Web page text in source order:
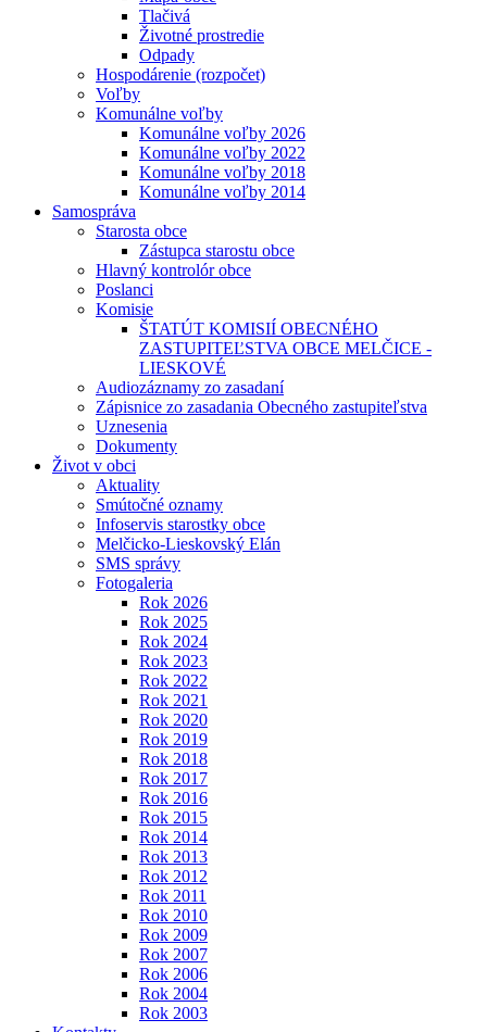
Tlačivá
Životné prostredie
Odpady
Hospodárenie (rozpočet)
Voľby
Komunálne voľby
Komunálne voľby 2026
Komunálne voľby 2022
Komunálne voľby 2018
Komunálne voľby 2014
Samospráva
Starosta obce
Zástupca starostu obce
Hlavný kontrolór obce
Poslanci
Komisie
ŠTATÚT KOMISIÍ OBECNÉHO
ZASTUPITEĽSTVA OBCE MELČICE -
LIESKOVÉ
Audiozáznamy zo zasadaní
Zápisnice zo zasadania Obecného zastupiteľstva
Uznesenia
Dokumenty
Život v obci
Aktuality
Smútočné oznamy
Infoservis starostky obce
Melčicko-Lieskovský Elán
SMS správy
Fotogaleria
Rok 2026
Rok 2025
Rok 2024
Rok 2023
Rok 2022
Rok 2021
Rok 2020
Rok 2019
Rok 2018
Rok 2017
Rok 2016
Rok 2015
Rok 2014
Rok 2013
Rok 2012
Rok 2011
Rok 2010
Rok 2009
Rok 2007
Rok 2006
Rok 2004
Rok 2003